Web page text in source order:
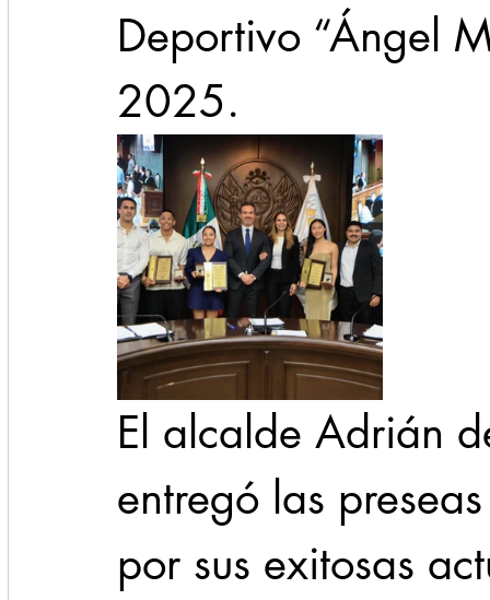
Deportivo “Ángel
2025.
El alcalde Adrián
entregó las
por sus exitosas